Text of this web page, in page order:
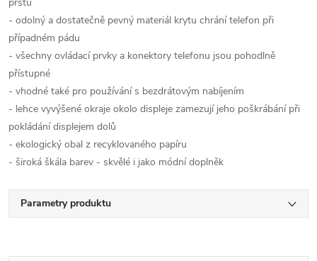
- odolný a dostatečně pevný materiál krytu chrání telefon při
případném pádu
- všechny ovládací prvky a konektory telefonu jsou pohodlně
přístupné
- vhodné také pro používání s bezdrátovým nabíjením
- lehce vyvýšené okraje okolo displeje zamezují jeho poškrábání při
pokládání displejem dolů
- ekologický obal z recyklovaného papíru
- široká škála barev - skvělé i jako módní doplněk
Parametry produktu